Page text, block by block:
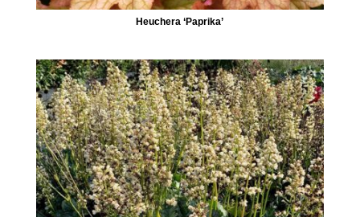
Heuchera ‘Paprika’